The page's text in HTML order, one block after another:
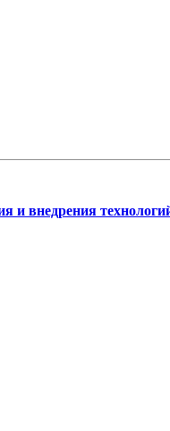
и внедрения